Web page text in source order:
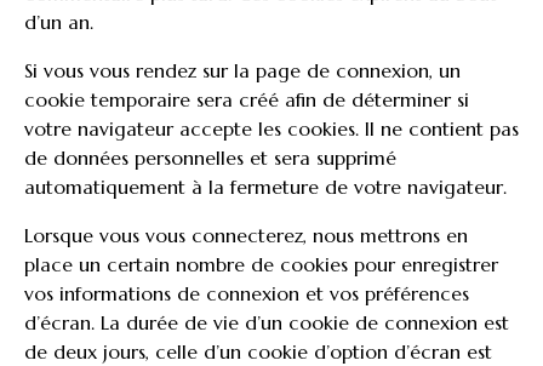
d’un an.
Si vous vous rendez sur la page de connexion, un
cookie temporaire sera créé afin de déterminer si
votre navigateur accepte les cookies. Il ne contient pas
de données personnelles et sera supprimé
automatiquement à la fermeture de votre navigateur.
Lorsque vous vous connecterez, nous mettrons en
place un certain nombre de cookies pour enregistrer
vos informations de connexion et vos préférences
d’écran. La durée de vie d’un cookie de connexion est
de deux jours, celle d’un cookie d’option d’écran est